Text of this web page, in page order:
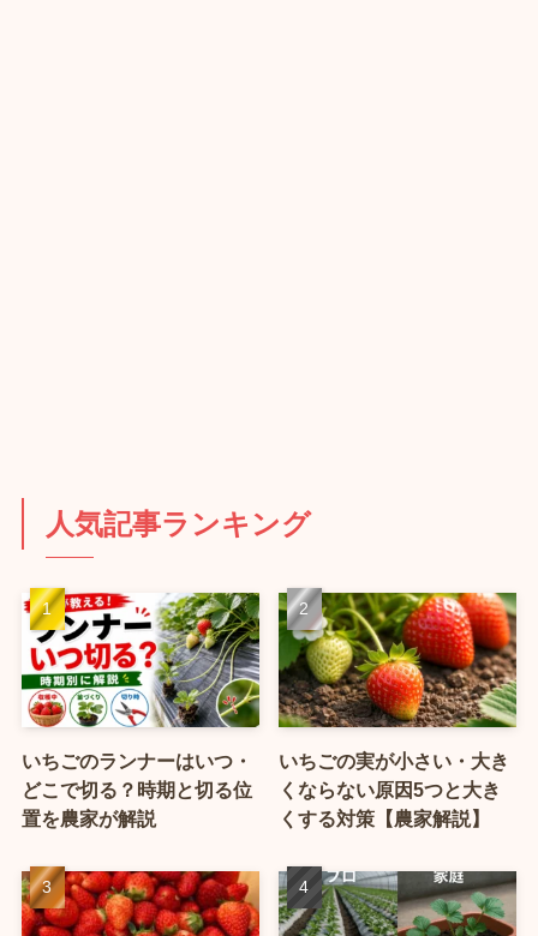
人気記事ランキング
いちごのランナーはいつ・
どこで切る？時期と切る位
置を農家が解説
いちごの実が小さい・大き
くならない原因5つと大き
くする対策【農家解説】